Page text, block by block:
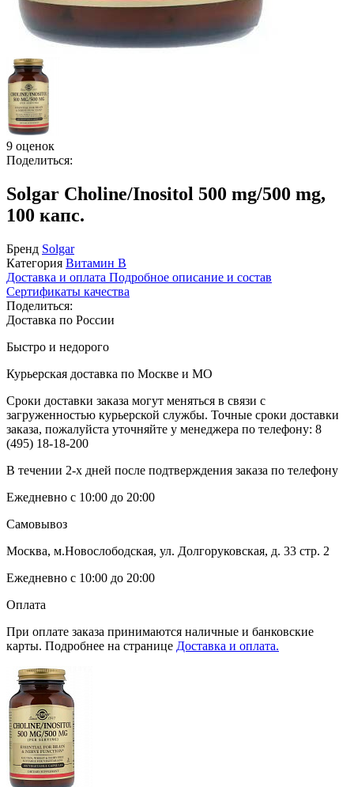
9 оценок
Поделиться:
Solgar Choline/Inositol 500 mg/500 mg,
100 капс.
Бренд Solgar
Категория Витамин B
Доставка и оплата Подробное описание и состав
Сертификаты качества
Поделиться:
Доставка по России
Быстро и недорого
Курьерская доставка по Москве и МО
Сроки доставки заказа могут меняться в связи с
загруженностью курьерской службы. Точные сроки доставки
заказа, пожалуйста уточняйте у менеджера по телефону: 8
(495) 18-18-200
В течении 2-х дней после подтверждения заказа по телефону
Ежедневно с 10:00 до 20:00
Самовывоз
Москва, м.Новослободская, ул. Долгоруковская, д. 33 стр. 2
Ежедневно с 10:00 до 20:00
Оплата
При оплате заказа принимаются наличные и банковские
карты. Подробнее на странице Доставка и оплата.